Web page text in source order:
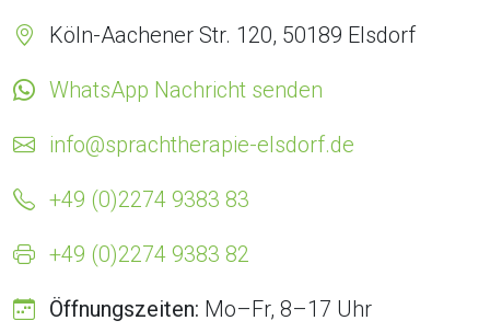
Köln-Aachener Str. 120, 50189 Elsdorf
WhatsApp Nachricht senden
info@sprachtherapie-elsdorf.de
+49 (0)2274 9383 83
+49 (0)2274 9383 82
Öffnungszeiten: Mo–Fr, 8–17 Uhr